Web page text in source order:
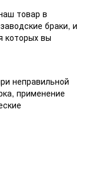
товар в
браки, и
которых вы
неправильной
применение